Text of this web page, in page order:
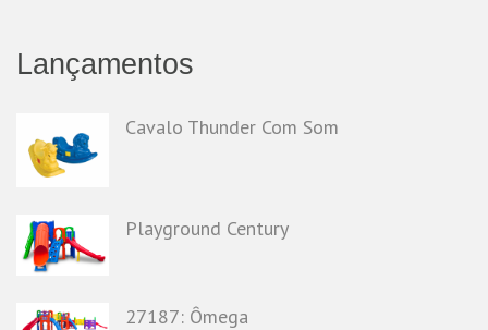
Lançamentos
Cavalo Thunder Com Som
Playground Century
27187: Ômega